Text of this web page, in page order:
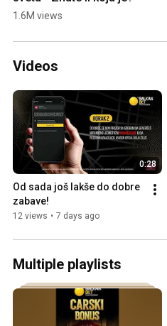
1.6M views
Videos
0:28
Od sada još lakše do dobre
zabave!
12 views • 7 days ago
Multiple playlists